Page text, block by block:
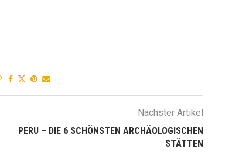
Nächster Artikel
PERU – DIE 6 SCHÖNSTEN ARCHÄOLOGISCHEN
STÄTTEN